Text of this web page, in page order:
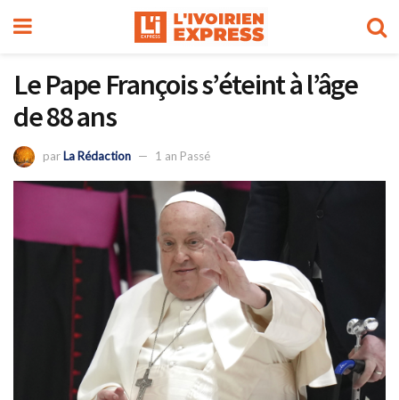
Le Pape François s’éteint à l’âge
de 88 ans
parLa Rédaction 1 an Passé